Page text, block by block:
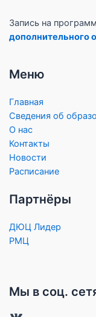
Запись на
дополнительного
Меню
Главная
Сведения об
О нас
Контакты
Новости
Расписание
Партнёры
ДЮЦ Лидер
РМЦ
Мы в соц.